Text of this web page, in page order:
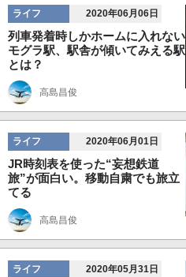
ライフ 2020年06月06日
列車発着時しかホームに入れない
モグラ駅、駅舎が傾いてみえる駅
とは？
高島昌俊
ライフ 2020年06月01日
JR時刻表を使った“妄想鉄道
旅”が面白い。移動自粛でも旅立
てる
高島昌俊
ライフ 2020年05月31日